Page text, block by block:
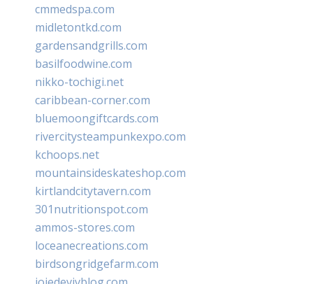
cmmedspa.com
midletontkd.com
gardensandgrills.com
basilfoodwine.com
nikko-tochigi.net
caribbean-corner.com
bluemoongiftcards.com
rivercitysteampunkexpo.com
kchoops.net
mountainsideskateshop.com
kirtlandcitytavern.com
301nutritionspot.com
ammos-stores.com
loceanecreations.com
birdsongridgefarm.com